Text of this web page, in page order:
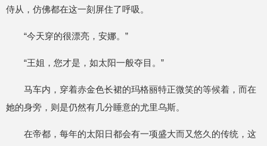
侍从，仿佛都在这一刻屏住了呼吸。
“今天穿的很漂亮，安娜。”
“王姐，您才是，如太阳一般夺目。”
马车内，穿着赤金色长裙的玛格丽特正微笑的等候着，而在
她的身旁，则是仍然有几分睡意的尤里乌斯。
在帝都，每年的太阳日都会有一项盛大而又悠久的传统，这